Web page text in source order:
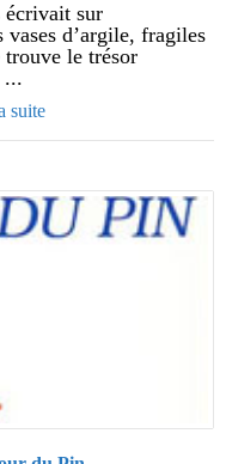
écrivait sur
d’argile, fragiles
trouve le trésor
...
suite